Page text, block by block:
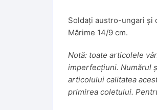
Soldați austro-ungari și
Mărime 14/9 cm.
Notă: toate articolele
imperfecțiuni. Numărul
articolului calitatea
primirea coletului.